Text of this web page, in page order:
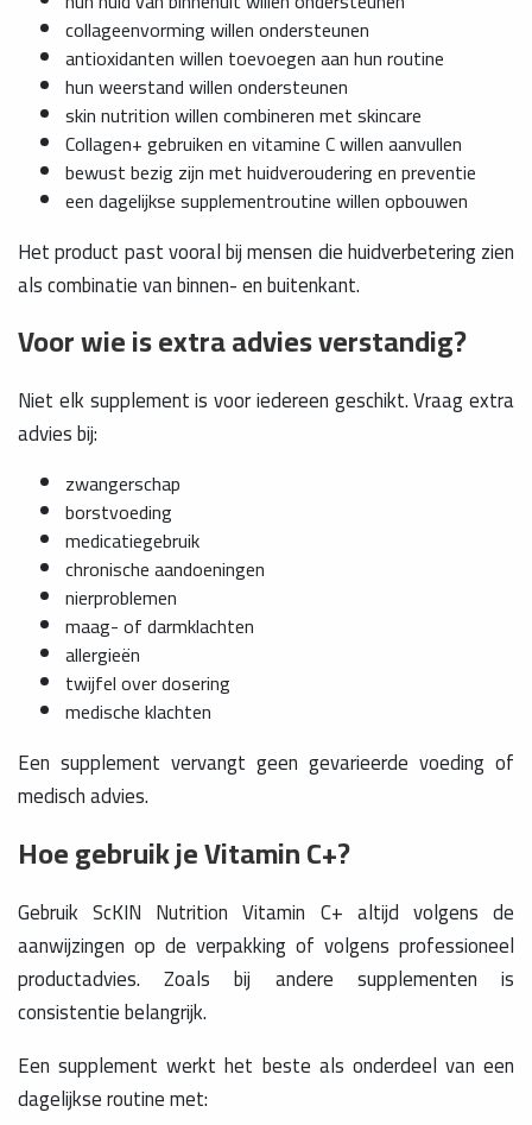
collageenvorming willen ondersteunen
antioxidanten willen toevoegen aan hun routine
hun weerstand willen ondersteunen
skin nutrition willen combineren met skincare
Collagen+ gebruiken en vitamine C willen aanvullen
bewust bezig zijn met huidveroudering en preventie
een dagelijkse supplementroutine willen opbouwen
Het product past vooral bij mensen die huidverbetering zien
als combinatie van binnen- en buitenkant.
Voor wie is extra advies verstandig?
Niet elk supplement is voor iedereen geschikt. Vraag extra
advies bij:
zwangerschap
borstvoeding
medicatiegebruik
chronische aandoeningen
nierproblemen
maag- of darmklachten
allergieën
twijfel over dosering
medische klachten
Een supplement vervangt geen gevarieerde voeding of
medisch advies.
Hoe gebruik je Vitamin C+?
Gebruik ScKIN Nutrition Vitamin C+ altijd volgens de
aanwijzingen op de verpakking of volgens professioneel
productadvies. Zoals bij andere supplementen is
consistentie belangrijk.
Een supplement werkt het beste als onderdeel van een
dagelijkse routine met: